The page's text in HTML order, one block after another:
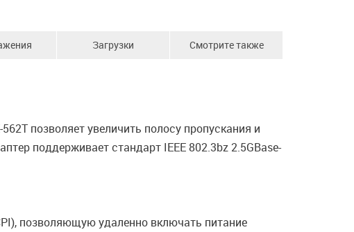
Загрузки Смотрите также
позволяет увеличить полосу пропускания и
поддерживает стандарт IEEE 802.3bz 2.5GBase-
позволяющую удаленно включать питание